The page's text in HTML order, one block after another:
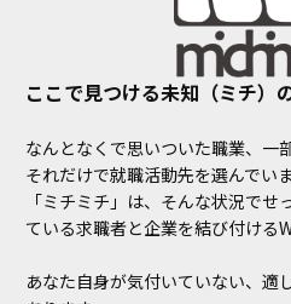
ここで見つける未知（ミチ）
なんとなくで思いついた職業、一
それだけで就職活動先を選んでい
「ミチミチ」は、そんな状況で
ている求職者と企業を結び付ける
あなた自身が気付いていない、適